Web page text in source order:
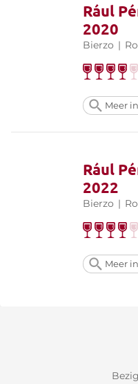
Rául
2020
Bierzo |
Meer
Rául
2022
Bierzo |
Meer